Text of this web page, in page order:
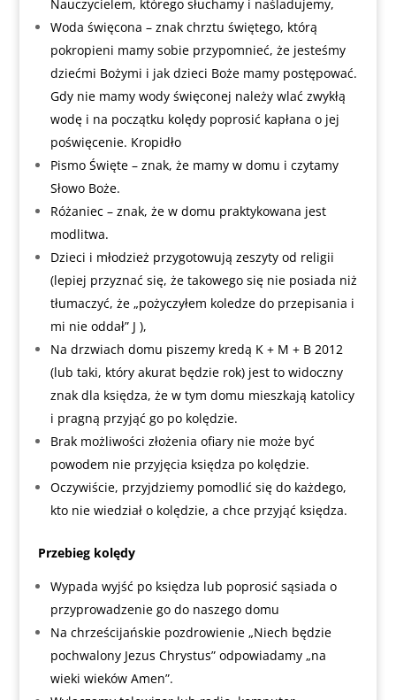
Nauczycielem, którego słuchamy i naśladujemy,
Woda święcona – znak chrztu świętego, którą
pokropieni mamy sobie przypomnieć, że jesteśmy
dziećmi Bożymi i jak dzieci Boże mamy postępować.
Gdy nie mamy wody święconej należy wlać zwykłą
wodę i na początku kolędy poprosić kapłana o jej
poświęcenie. Kropidło
Pismo Święte – znak, że mamy w domu i czytamy
Słowo Boże.
Różaniec – znak, że w domu praktykowana jest
modlitwa.
Dzieci i młodzież przygotowują zeszyty od religii
(lepiej przyznać się, że takowego się nie posiada niż
tłumaczyć, że „pożyczyłem koledze do przepisania i
mi nie oddał” J ),
Na drzwiach domu piszemy kredą K + M + B 2012
(lub taki, który akurat będzie rok) jest to widoczny
znak dla księdza, że w tym domu mieszkają katolicy
i pragną przyjąć go po kolędzie.
Brak możliwości złożenia ofiary nie może być
powodem nie przyjęcia księdza po kolędzie.
Oczywiście, przyjdziemy pomodlić się do każdego,
kto nie wiedział o kolędzie, a chce przyjąć księdza.
Przebieg kolędy
Wypada wyjść po księdza lub poprosić sąsiada o
przyprowadzenie go do naszego domu
Na chrześcijańskie pozdrowienie „Niech będzie
pochwalony Jezus Chrystus” odpowiadamy „na
wieki wieków Amen”.